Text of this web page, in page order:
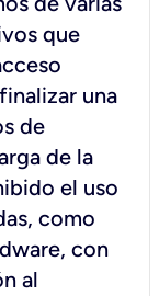
que
una
de
de la
el uso
como
con
al